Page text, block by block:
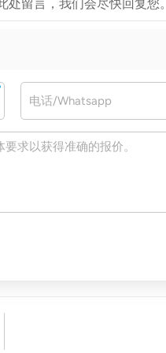
留言，我们会尽快回复您。